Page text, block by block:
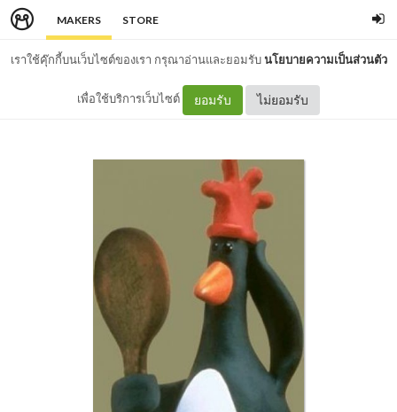
MAKERS STORE
เราใช้คุ๊กกี้บนเว็บไซต์ของเรา กรุณาอ่านและยอมรับนโยบายความเป็นส่วนตัว
เพื่อใช้บริการเว็บไซต์ ยอมรับ ไม่ยอมรับ